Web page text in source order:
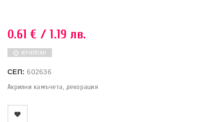
0.61€ / 1.19 лв.
ИЗЧЕРПАН
СЕП:602636
Акрилни камъчета, декорация